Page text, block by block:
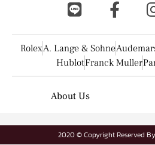
RolexA. Lange & Sohne
HublotFranck Muller
About Us
2020 © Copyright Reserved